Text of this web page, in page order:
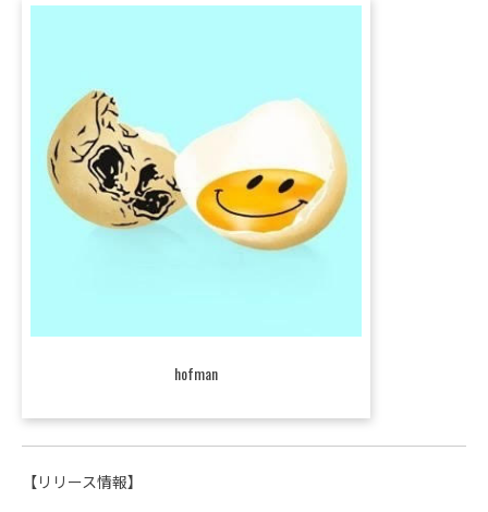
hofman
【リリース情報】